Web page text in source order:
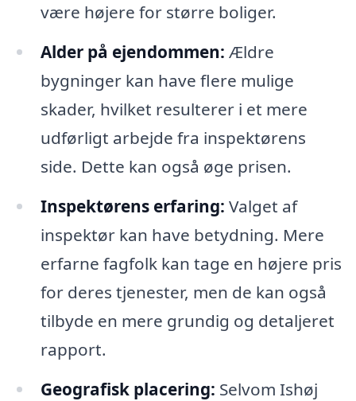
være højere for større boliger.
Alder på ejendommen: Ældre
bygninger kan have flere mulige
skader, hvilket resulterer i et mere
udførligt arbejde fra inspektørens
side. Dette kan også øge prisen.
Inspektørens erfaring: Valget af
inspektør kan have betydning. Mere
erfarne fagfolk kan tage en højere pris
for deres tjenester, men de kan også
tilbyde en mere grundig og detaljeret
rapport.
Geografisk placering: Selvom Ishøj